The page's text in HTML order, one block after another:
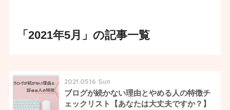
「2021年5月」の記事一覧
2021.05.16 Sun
ブログが続かない理由とやめる人の特徴チ
ェックリスト【あなたは大丈夫ですか？】